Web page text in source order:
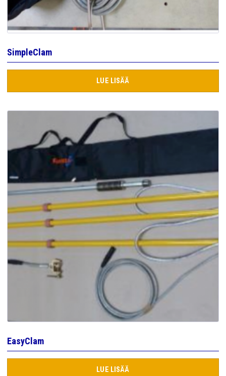
SimpleClam
LUE LISÄÄ
EasyClam
LUE LISÄÄ